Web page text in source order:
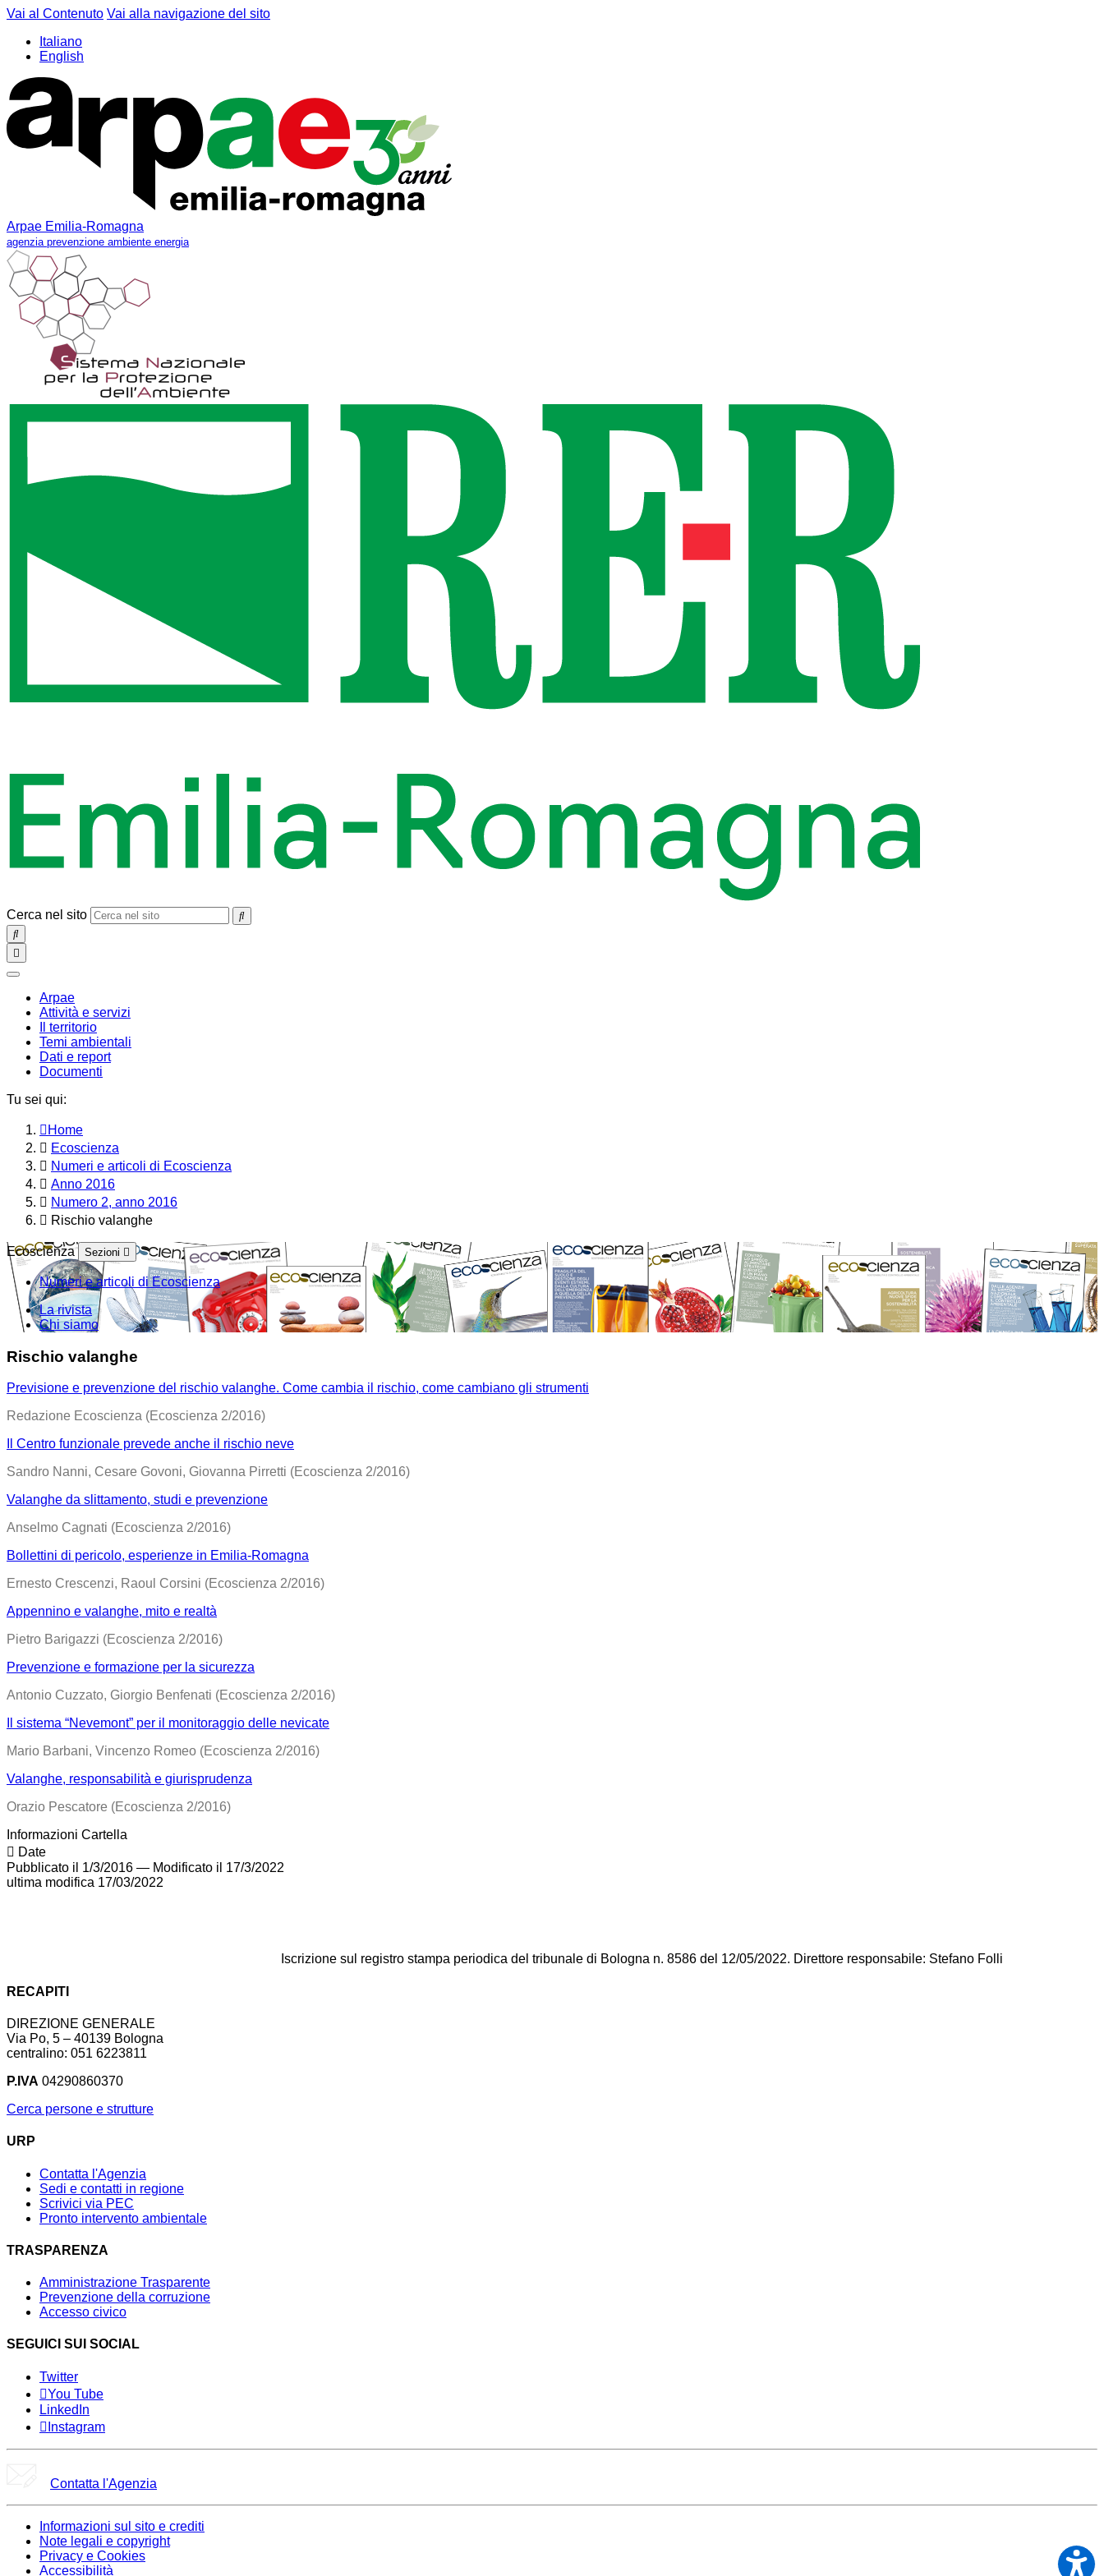
Vai al Contenuto Vai alla navigazione del sito
Italiano
English
Arpae Emilia-Romagna
agenzia prevenzione ambiente energia
Cerca nel sito
SEARCH
Toggle
navigation
chiudi
Arpae
Attività e servizi
Il territorio
Temi ambientali
Dati e report
Documenti
Tu sei qui:
Home
Ecoscienza
Numeri e articoli di Ecoscienza
Anno 2016
Numero 2, anno 2016
Rischio valanghe
Ecoscienza Sezioni
Numeri e articoli di Ecoscienza
La rivista
Chi siamo
Rischio valanghe
Previsione e prevenzione del rischio valanghe. Come cambia il rischio, come cambiano gli strumenti
Redazione Ecoscienza (Ecoscienza 2/2016)
Il Centro funzionale prevede anche il rischio neve
Sandro Nanni, Cesare Govoni, Giovanna Pirretti (Ecoscienza 2/2016)
Valanghe da slittamento, studi e prevenzione
Anselmo Cagnati (Ecoscienza 2/2016)
Bollettini di pericolo, esperienze in Emilia-Romagna
Ernesto Crescenzi, Raoul Corsini (Ecoscienza 2/2016)
Appennino e valanghe, mito e realtà
Pietro Barigazzi (Ecoscienza 2/2016)
Prevenzione e formazione per la sicurezza
Antonio Cuzzato, Giorgio Benfenati (Ecoscienza 2/2016)
Il sistema “Nevemont” per il monitoraggio delle nevicate
Mario Barbani, Vincenzo Romeo (Ecoscienza 2/2016)
Valanghe, responsabilità e giurisprudenza
Orazio Pescatore (Ecoscienza 2/2016)
Informazioni Cartella
Date
Pubblicato il 1/3/2016 — Modificato il 17/3/2022
ultima modifica 17/03/2022
Iscrizione sul registro stampa periodica del tribunale di Bologna n. 8586 del 12/05/2022. Direttore responsabile: Stefano Folli
RECAPITI
DIREZIONE GENERALE
Via Po, 5 – 40139 Bologna
centralino: 051 6223811
P.IVA 04290860370
Cerca persone e strutture
URP
Contatta l'Agenzia
Sedi e contatti in regione
Scrivici via PEC
Pronto intervento ambientale
TRASPARENZA
Amministrazione Trasparente
Prevenzione della corruzione
Accesso civico
SEGUICI SUI SOCIAL
Twitter
You Tube
LinkedIn
Instagram
Contatta l'Agenzia
Informazioni sul sito e crediti
Note legali e copyright
Privacy e Cookies
Accessibilità